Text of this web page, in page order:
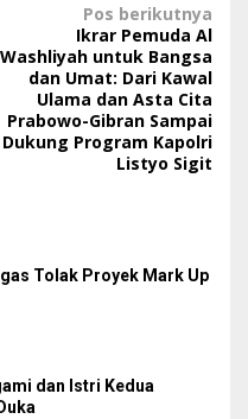
Pos berikutnya
Ikrar Pemuda Al
Washliyah untuk Bangsa
dan Umat: Dari Kawal
Ulama dan Asta Cita
Prabowo-Gibran Sampai
Dukung Program Kapolri
Listyo Sigit
Tolak Proyek Mark Up
dan Istri Kedua